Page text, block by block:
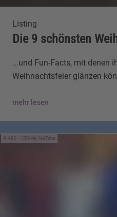
Listing
Die 9 schönsten
...und Fun-Facts, mit denen
Weihnachtsfeier glänzen
mehr lesen
ABC / CBS via YouTube